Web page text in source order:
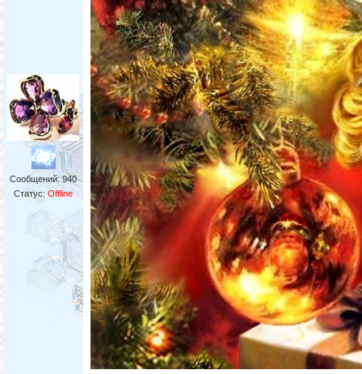
Сообщений:940
Статус:Offline